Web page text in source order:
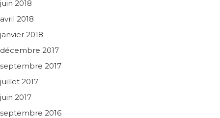
juin 2018
avril 2018
janvier 2018
décembre 2017
septembre 2017
juillet 2017
juin 2017
septembre 2016